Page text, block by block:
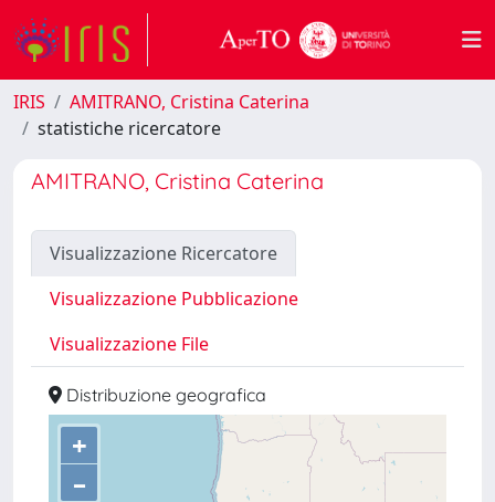
IRIS
AMITRANO, Cristina Caterina
statistiche ricercatore
AMITRANO, Cristina Caterina
Visualizzazione Ricercatore
Visualizzazione Pubblicazione
Visualizzazione File
Distribuzione geografica
+
–